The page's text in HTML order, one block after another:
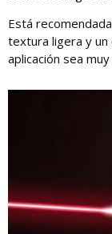
Está
textura ligera y un
aplicación sea